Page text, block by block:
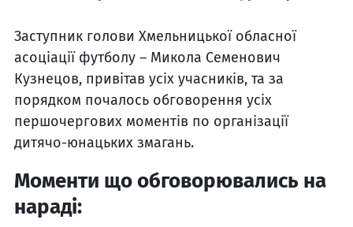
Заступник голови Хмельницької обласної
асоціації футболу – Микола Семенович
Кузнецов, привітав усіх учасників, та за
порядком почалось обговорення усіх
першочергових моментів по організації
дитячо-юнацьких змагань.
Моменти що обговорювались на
нараді: